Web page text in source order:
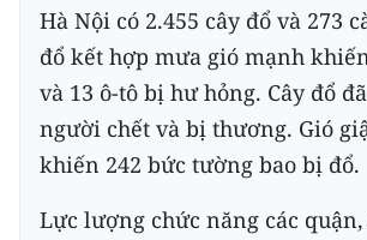
Hà Nội có 2.455 cây đổ và 273
đổ kết hợp mưa gió mạnh
và 13 ô-tô bị hư hỏng. Cây đổ
người chết và bị thương. Gió
khiến 242 bức tường bao bị đổ.
Lực lượng chức năng các